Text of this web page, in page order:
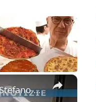
×
Motta Sant'Anastasia. L'omaggio al tenore mottese Giuseppe Di Stefano nel giorno della sua nascita.